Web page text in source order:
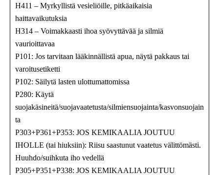
H411 – Myrkyllistä vesieliöille, pitkäaikaisia
haittavaikutuksia
H314 – Voimakkaasti ihoa syövyttävää ja silmiä
vaurioittavaa
P101: Jos tarvitaan lääkinnällistä apua, näytä pakkaus tai
varoitusetiketti
P102: Säilytä lasten ulottumattomissa
P280: Käytä
suojakäsineitä/suojavaatetusta/silmiensuojainta/kasvonsuojain
ta
P303+P361+P353: JOS KEMIKAALIA JOUTUU
IHOLLE (tai hiuksiin): Riisu saastunut vaatetus välittömästi.
Huuhdo/suihkuta iho vedellä
P305+P351+P338: JOS KEMIKAALIA JOUTUU